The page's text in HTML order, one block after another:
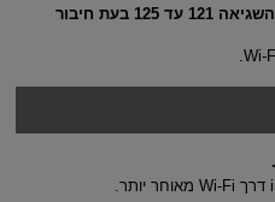
אירעה בעיה שאינה אחד מקודי השגיאה 121 עד 125 בעת חיבור
Wi-
.
Wi-Fiמאוחר יותר.